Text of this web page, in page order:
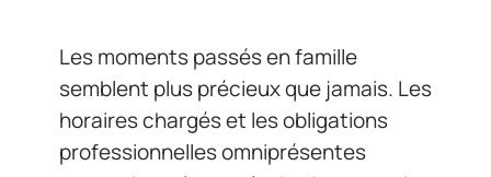
Les moments passés en famille
semblent plus précieux que jamais. Les
horaires chargés et les obligations
professionnelles omniprésentes